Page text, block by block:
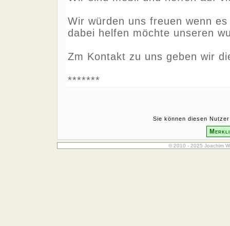
Wir würden uns freuen wenn
dabei helfen möchte unseren
Zm Kontakt zu uns geben wir
*******
Sie können diesen
© 2010 - 2025 Joachim